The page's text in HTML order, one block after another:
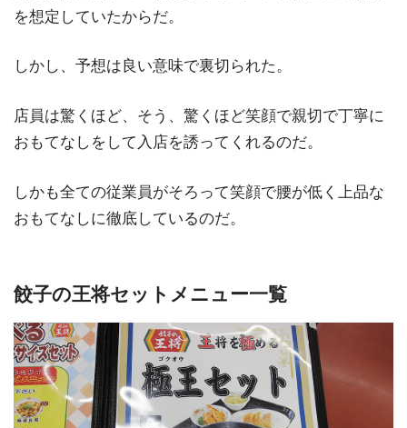
を想定していたからだ。
しかし、予想は良い意味で裏切られた。
店員は驚くほど、そう、驚くほど笑顔で親切で丁寧に
おもてなしをして入店を誘ってくれるのだ。
しかも全ての従業員がそろって笑顔で腰が低く上品な
おもてなしに徹底しているのだ。
餃子の王将セットメニュー一覧